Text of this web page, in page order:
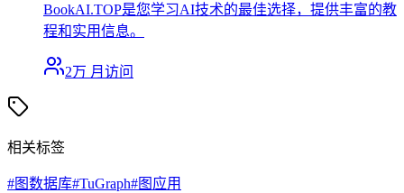
BookAI.TOP是您学习AI技术的最佳选择，提供丰富的教
程和实用信息。
2万 月访问
相关标签
#图数据库#TuGraph#图应用